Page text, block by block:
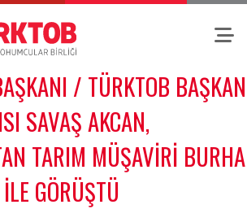
/ TÜRKTOB BAŞKAN
SAVAŞ AKCAN,
TARIM MÜŞAVİRİ
GÖRÜŞTÜ